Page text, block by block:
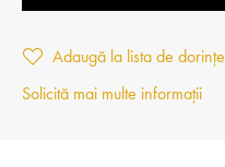
Adaugă la lista de dorințe
Solicită mai multe informații